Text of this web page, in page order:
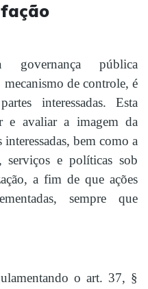
pública
de controle, é
interessadas. Esta
e avaliar a imagem da
interessadas, bem como a
serviços e políticas sob
a fim de que ações
sempre que
o art. 37, §